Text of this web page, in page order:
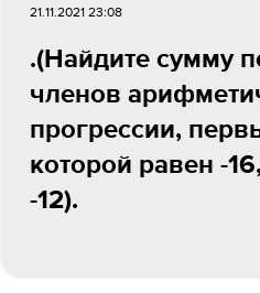
21.11.2021 23:08
.(Найдите сумму
членов
прогрессии,
которой равен -
-12).